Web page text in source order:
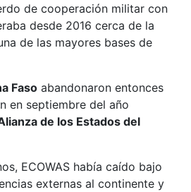
de cooperación militar con
desde 2016 cerca de la
de las mayores bases de
Faso abandonaron entonces
en septiembre del año
de los Estados del
ECOWAS había caído bajo
externas al continente y